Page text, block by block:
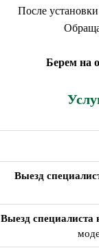
После
Берем на
Выезд
Выезд специалиста